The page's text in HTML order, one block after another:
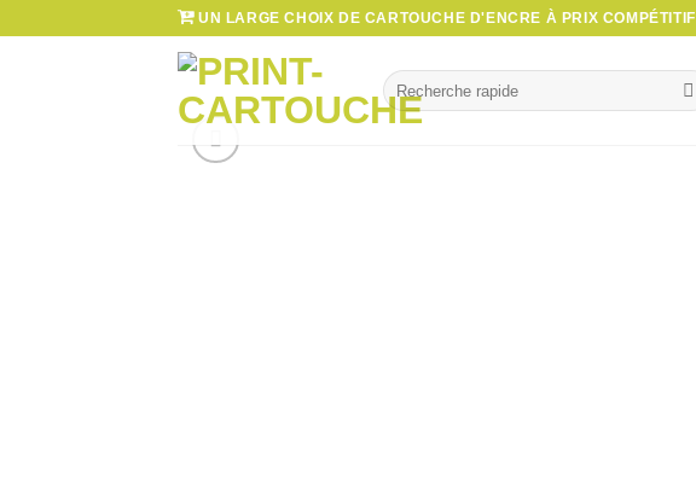
UN LARGE CHOIX DE CARTOUCHE D'ENCRE À PRIX COMPÉTITIF
Recherche
pour :